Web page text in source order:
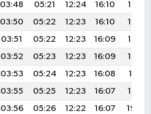
03:48 05:21 12:24 16:10
19:17
03:50 05:22 12:23 16:10
19:15
03:51 05:22 12:23 16:09
19:14
03:52 05:23 12:23 16:09
19:13
03:53 05:24 12:23 16:08
19:11
03:55 05:25 12:23 16:07
19:10
03:56 05:26 12:22 16:07
19:09